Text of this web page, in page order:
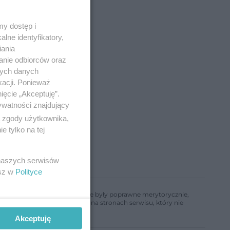
informacje w nim zawarte były poprawne merytorycznie,
informacji zamieszczonych na stronach serwisu, który nie
dostęp i
identyfikatory,
odbiorców oraz
danych
Ponieważ
„Akceptuję”.
znajdujący
użytkownika,
tylko na tej
serwisów
w Polityce
Akceptuję